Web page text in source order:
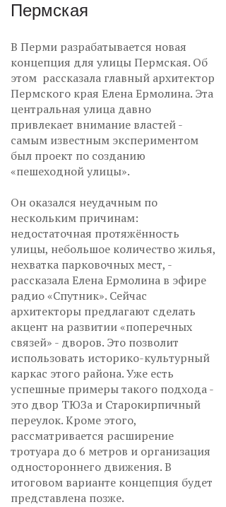
Пермская
В Перми разрабатывается новая
концепция для улицы Пермская. Об
этом рассказала главный архитектор
Пермского края Елена Ермолина. Эта
центральная улица давно
привлекает внимание властей -
самым известным экспериментом
был проект по созданию
«пешеходной улицы».
Он оказался неудачным по
нескольким причинам:
недостаточная протяжённость
улицы, небольшое количество жилья,
нехватка парковочных мест, -
рассказала Елена Ермолина в эфире
радио «Спутник». Сейчас
архитекторы предлагают сделать
акцент на развитии «поперечных
связей» - дворов. Это позволит
использовать историко-культурный
каркас этого района. Уже есть
успешные примеры такого подхода -
это двор ТЮЗа и Старокирпичный
переулок. Кроме этого,
рассматривается расширение
тротуара до 6 метров и организация
одностороннего движения. В
итоговом варианте концепция будет
представлена позже.